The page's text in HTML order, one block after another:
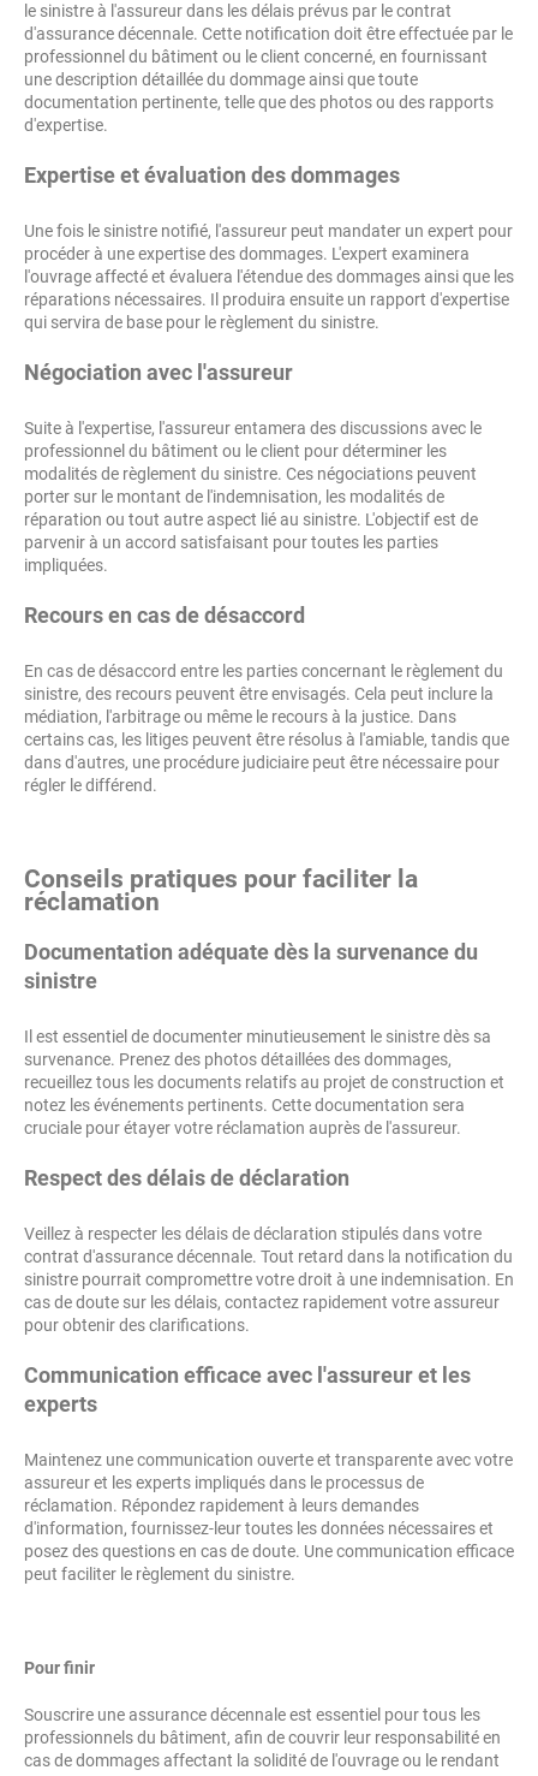
le sinistre à l'assureur dans les délais prévus par le contrat
d'assurance décennale. Cette notification doit être effectuée par le
professionnel du bâtiment ou le client concerné, en fournissant
une description détaillée du dommage ainsi que toute
documentation pertinente, telle que des photos ou des rapports
d'expertise.
Expertise et évaluation des dommages
Une fois le sinistre notifié, l'assureur peut mandater un expert pour
procéder à une expertise des dommages. L'expert examinera
l'ouvrage affecté et évaluera l'étendue des dommages ainsi que les
réparations nécessaires. Il produira ensuite un rapport d'expertise
qui servira de base pour le règlement du sinistre.
Négociation avec l'assureur
Suite à l'expertise, l'assureur entamera des discussions avec le
professionnel du bâtiment ou le client pour déterminer les
modalités de règlement du sinistre. Ces négociations peuvent
porter sur le montant de l'indemnisation, les modalités de
réparation ou tout autre aspect lié au sinistre. L'objectif est de
parvenir à un accord satisfaisant pour toutes les parties
impliquées.
Recours en cas de désaccord
En cas de désaccord entre les parties concernant le règlement du
sinistre, des recours peuvent être envisagés. Cela peut inclure la
médiation, l'arbitrage ou même le recours à la justice. Dans
certains cas, les litiges peuvent être résolus à l'amiable, tandis que
dans d'autres, une procédure judiciaire peut être nécessaire pour
régler le différend.
Conseils pratiques pour faciliter la
réclamation
Documentation adéquate dès la survenance du
sinistre
Il est essentiel de documenter minutieusement le sinistre dès sa
survenance. Prenez des photos détaillées des dommages,
recueillez tous les documents relatifs au projet de construction et
notez les événements pertinents. Cette documentation sera
cruciale pour étayer votre réclamation auprès de l'assureur.
Respect des délais de déclaration
Veillez à respecter les délais de déclaration stipulés dans votre
contrat d'assurance décennale. Tout retard dans la notification du
sinistre pourrait compromettre votre droit à une indemnisation. En
cas de doute sur les délais, contactez rapidement votre assureur
pour obtenir des clarifications.
Communication efficace avec l'assureur et les
experts
Maintenez une communication ouverte et transparente avec votre
assureur et les experts impliqués dans le processus de
réclamation. Répondez rapidement à leurs demandes
d'information, fournissez-leur toutes les données nécessaires et
posez des questions en cas de doute. Une communication efficace
peut faciliter le règlement du sinistre.
Pour finir
Souscrire une assurance décennale est essentiel pour tous les
professionnels du bâtiment, afin de couvrir leur responsabilité en
cas de dommages affectant la solidité de l'ouvrage ou le rendant